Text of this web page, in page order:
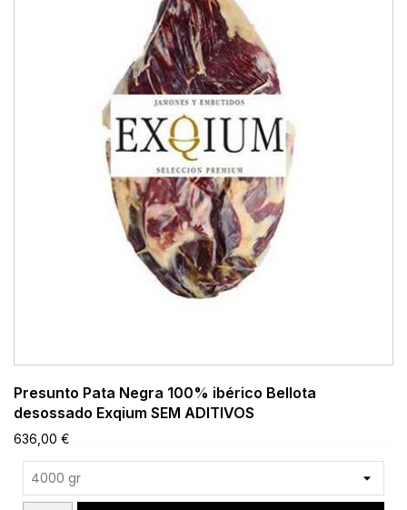
Presunto Pata Negra 100% ibérico Bellota
desossado Exqium SEM ADITIVOS
636,00 €